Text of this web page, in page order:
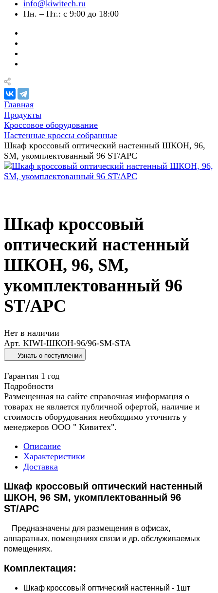
info@kiwitech.ru
Пн. – Пт.: с 9:00 до 18:00
Главная
Продукты
Кроссовое оборудование
Настенные кроссы собранные
Шкаф кроссовый оптический настенный ШКОН, 96,
SM, укомплектованный 96 ST/APC
Шкаф кроссовый
оптический настенный
ШКОН, 96, SM,
укомплектованный 96
ST/APC
Нет в наличии
Арт. KIWI-ШКОН-96/96-SM-STA
Узнать о поступлении
Гарантия 1 год
Подробности
Размещенная на сайте справочная информация о
товарах не является публичной офертой, наличие и
стоимость оборудования необходимо уточнить у
менеджеров ООО " Кивитех".
Описание
Характеристики
Доставка
Шкаф кроссовый оптический настенный
ШКОН, 96 SM, укомплектованный 96
ST/APC
Предназначены для размещения в офисах,
аппаратных, помещениях связи и др. обслуживаемых
помещениях.
Комплектация:
Шкаф кроссовый оптический настенный - 1шт